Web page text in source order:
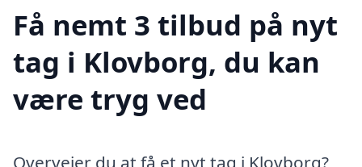
Få nemt 3 tilbud på nyt
tag i Klovborg, du kan
være tryg ved
Overvejer du at få et nyt tag i Klovborg?